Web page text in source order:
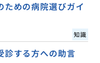
ための病院選びガイ
知識
診する方への助言